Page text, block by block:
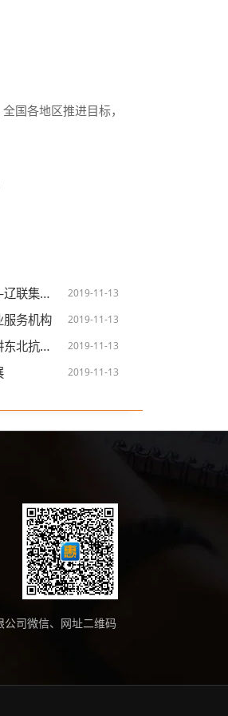
国各地区推进目标，
2019-11-13
色研学活动
2019-11-13
服务机构
2019-11-13
团党支部
2019-11-13
司微信、网址二维码